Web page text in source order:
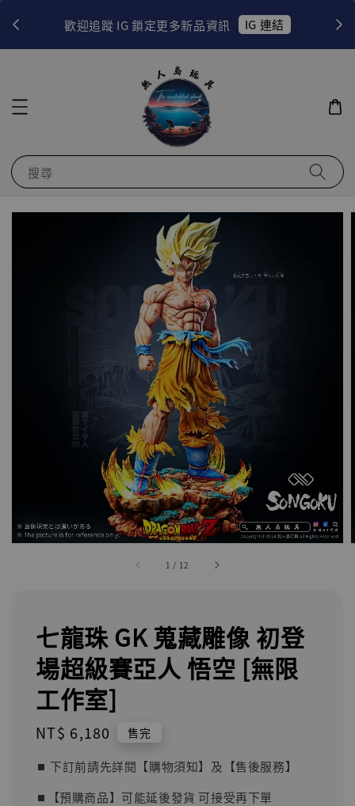
歡迎追蹤 IG 鎖定更多新品資訊 IG 連結
搜尋
1 / 12
七龍珠 GK 蒐藏雕像 初登
場超級賽亞人 悟空 [無限
工作室]
Regular
NT$ 6,180 售完
⏹︎ 下訂前請先詳閱【購物須知】及【售後服務】
⏹︎【預購商品】可能延後發貨 可接受再下單